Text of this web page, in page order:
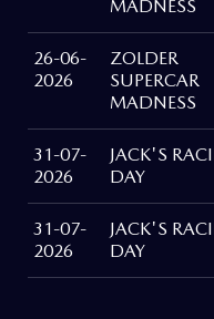
MADNESS
26-06-
2026
ZOLDER
SUPERCAR
MADNESS
31-07-
2026
JACK'S
DAY
31-07-
2026
JACK'S
DAY